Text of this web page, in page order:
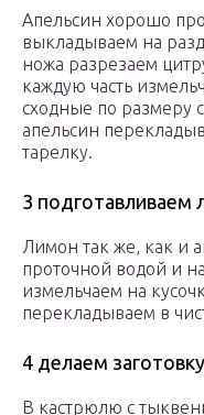
Апельсин хорошо
выкладываем на
ножа разрезаем
каждую часть
сходные по размеру
апельсин
тарелку.
3 подготавливаем
Лимон так же, как и
проточной водой и
измельчаем на
перекладываем в
4 делаем
В кастрюлю с